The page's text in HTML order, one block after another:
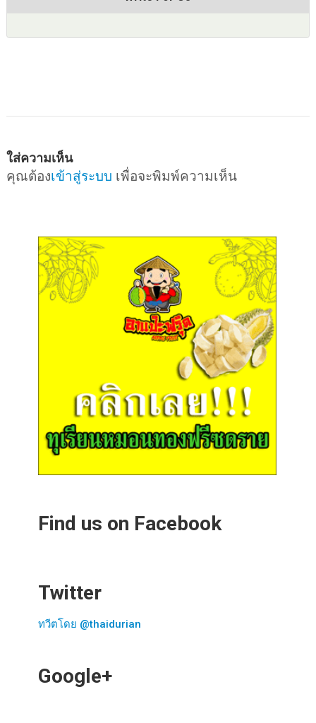
ใส่ความเห็น
คุณต้องเข้าสู่ระบบ เพื่อจะพิมพ์ความเห็น
Find us on Facebook
Twitter
ทวีตโดย @thaidurian
Google+